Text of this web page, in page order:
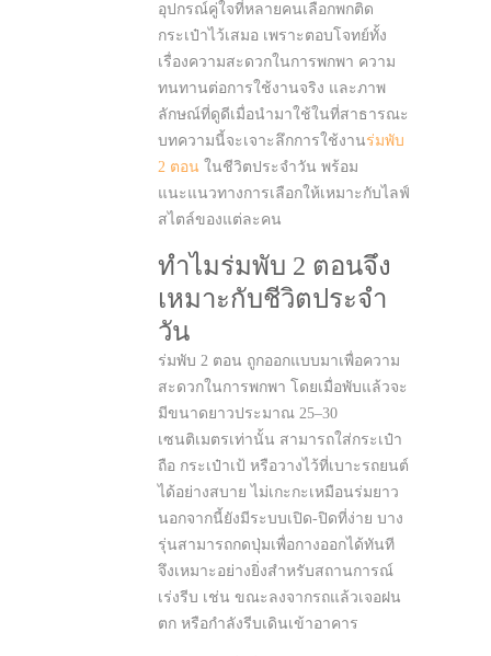
อุปกรณ์คู่ใจที่หลายคนเลือกพกติด
กระเป๋าไว้เสมอ เพราะตอบโจทย์ทั้ง
เรื่องความสะดวกในการพกพา ความ
ทนทานต่อการใช้งานจริง และภาพ
ลักษณ์ที่ดูดีเมื่อนำมาใช้ในที่สาธารณะ
บทความนี้จะเจาะลึกการใช้งานร่มพับ
2 ตอน ในชีวิตประจำวัน พร้อม
แนะแนวทางการเลือกให้เหมาะกับไลฟ์
สไตล์ของแต่ละคน
ทำไมร่มพับ 2 ตอนจึง
เหมาะกับชีวิตประจำ
วัน
ร่มพับ 2 ตอน ถูกออกแบบมาเพื่อความ
สะดวกในการพกพา โดยเมื่อพับแล้วจะ
มีขนาดยาวประมาณ 25–30
เซนติเมตรเท่านั้น สามารถใส่กระเป๋า
ถือ กระเป๋าเป้ หรือวางไว้ที่เบาะรถยนต์
ได้อย่างสบาย ไม่เกะกะเหมือนร่มยาว
นอกจากนี้ยังมีระบบเปิด-ปิดที่ง่าย บาง
รุ่นสามารถกดปุ่มเพื่อกางออกได้ทันที
จึงเหมาะอย่างยิ่งสำหรับสถานการณ์
เร่งรีบ เช่น ขณะลงจากรถแล้วเจอฝน
ตก หรือกำลังรีบเดินเข้าอาคาร